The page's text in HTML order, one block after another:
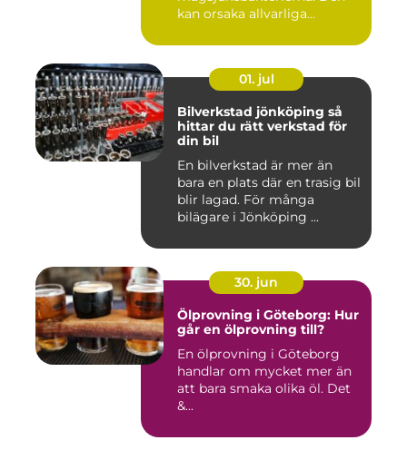
kan orsaka allvarliga
01. jul
Bilverkstad jönköping så
hittar du rätt verkstad för
din bil
En bilverkstad är mer än
bara en plats där en trasig bil
blir lagad. För många
bilägare i Jönköping ...
30. jun
Ölprovning i Göteborg: Hur
går en ölprovning till?
En ölprovning i Göteborg
handlar om mycket mer än
att bara smaka olika öl. Det
&...